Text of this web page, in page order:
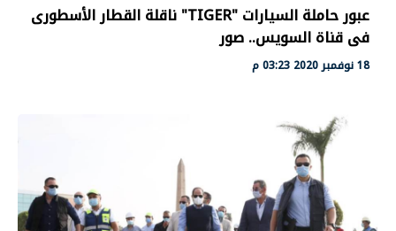
عبور حاملة السيارات "TIGER" ناقلة القطار الأسطورى
فى قناة السويس.. صور
18 نوفمبر 2020 03:23 م